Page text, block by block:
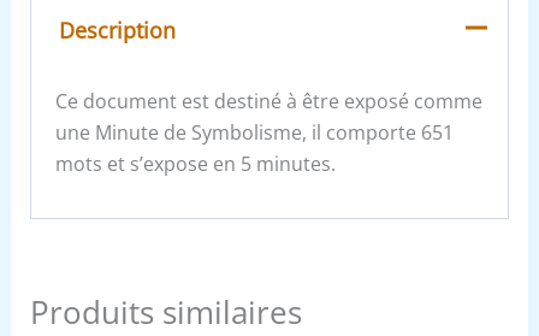
Description
Ce document est destiné à être exposé comme
une Minute de Symbolisme, il comporte 651
mots et s’expose en 5 minutes.
Produits similaires